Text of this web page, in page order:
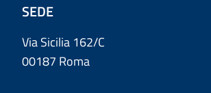
SEDE
Via Sicilia 162/C
00187 Roma